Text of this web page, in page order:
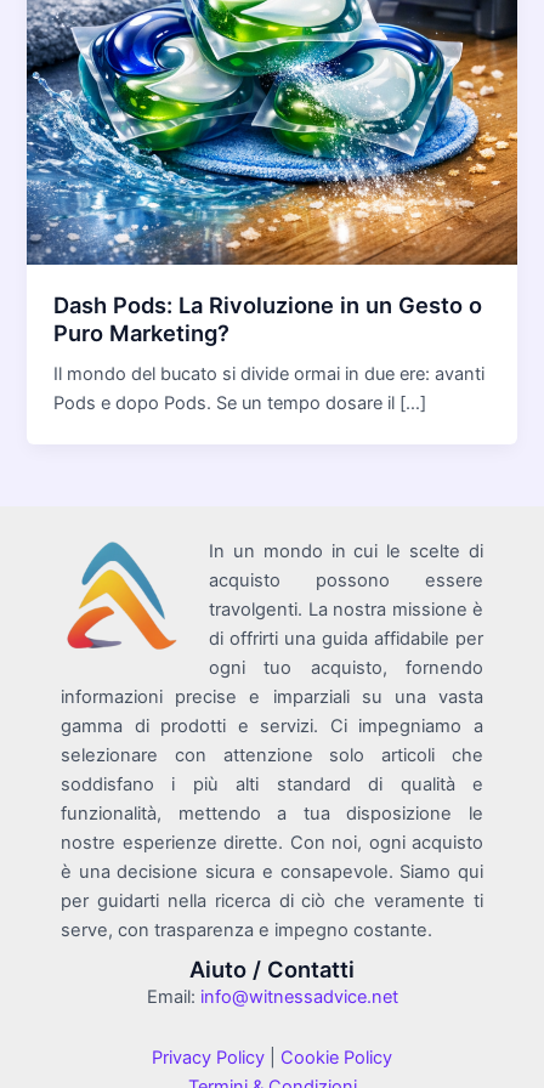
Dash Pods: La Rivoluzione in un Gesto o
Puro Marketing?
Il mondo del bucato si divide ormai in due ere: avanti
Pods e dopo Pods. Se un tempo dosare il […]
In un mondo in cui le scelte di
acquisto possono essere
travolgenti. La nostra missione è
di offrirti una guida affidabile per
ogni tuo acquisto, fornendo
informazioni precise e imparziali su una vasta
gamma di prodotti e servizi. Ci impegniamo a
selezionare con attenzione solo articoli che
soddisfano i più alti standard di qualità e
funzionalità, mettendo a tua disposizione le
nostre esperienze dirette. Con noi, ogni acquisto
è una decisione sicura e consapevole. Siamo qui
per guidarti nella ricerca di ciò che veramente ti
serve, con trasparenza e impegno costante.
Aiuto / Contatti
Email: info@witnessadvice.net
Privacy Policy
Cookie Policy